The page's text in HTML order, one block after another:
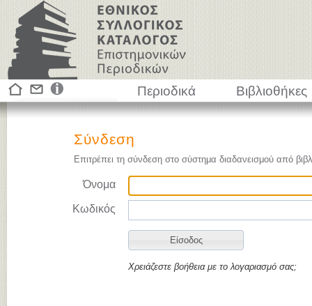
Περιοδικά Βιβλιοθήκες
Σύνδεση
Επιτρέπει τη σύνδεση στο σύστημα διαδανεισμού από
Όνομα
Κωδικός
Χρειάζεστε βοήθεια με το λογαριασμό σας;